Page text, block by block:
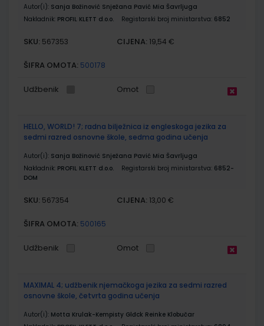
Autor(i): Sanja Božinović Snježana Pavić Mia Šavrljuga
Nakladnik: PROFIL KLETT d.o.o. Registarski broj ministarstva: 6852
SKU: 567353 CIJENA: 19,54 €
ŠIFRA OMOTA: 500178
Udžbenik Omot
HELLO, WORLD! 7; radna bilježnica iz engleskoga jezika za
sedmi razred osnovne škole, sedma godina učenja
Autor(i): Sanja Božinović Snježana Pavić Mia Šavrljuga
Nakladnik: PROFIL KLETT d.o.o. Registarski broj ministarstva: 6852-
DOM
SKU: 567354 CIJENA: 13,00 €
ŠIFRA OMOTA: 500165
Udžbenik Omot
MAXIMAL 4; udžbenik njemačkoga jezika za sedmi razred
osnovne škole, četvrta godina učenja
Autor(i): Motta Krulak-Kempisty Glđck Reinke Klobučar